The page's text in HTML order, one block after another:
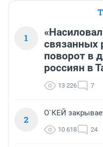
1
связанных
поворот в
россиян в
13 226 7
2
О`КЕЙ
10 618 24